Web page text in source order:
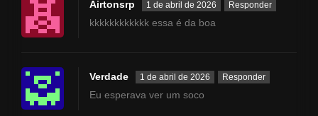
Airtonsrp 1 de abril de 2026 Responder
kkkkkkkkkkkk essa é da boa
Verdade 1 de abril de 2026 Responder
Eu esperava ver um soco